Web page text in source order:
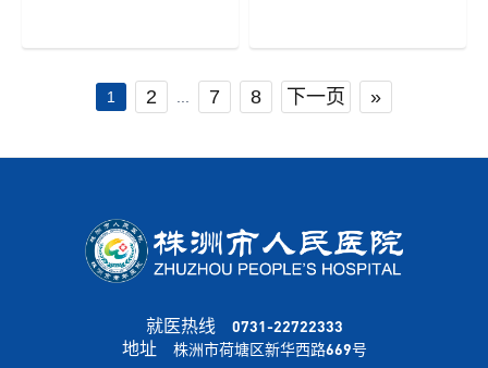
1 2 7 8 下一页 »
就医热线
0731-22722333
地址
株洲市荷塘区新华西路669号